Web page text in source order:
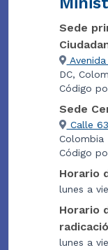
Sede
DC,
Código
Sede
Calle
Colombia
Código
Horario
lunes a
Horario
lunes a